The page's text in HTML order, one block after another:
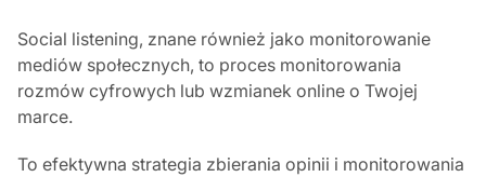
Social listening, znane również jako monitorowanie
mediów społecznych, to proces monitorowania
rozmów cyfrowych lub wzmianek online o Twojej
marce.
To efektywna strategia zbierania opinii i monitorowania